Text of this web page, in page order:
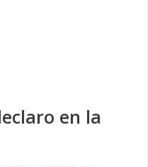
en la